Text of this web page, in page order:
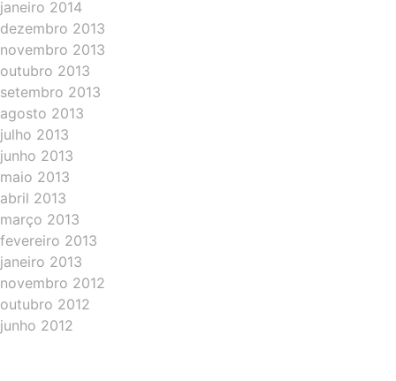
janeiro 2014
dezembro 2013
novembro 2013
outubro 2013
setembro 2013
agosto 2013
julho 2013
junho 2013
maio 2013
abril 2013
março 2013
fevereiro 2013
janeiro 2013
novembro 2012
outubro 2012
junho 2012